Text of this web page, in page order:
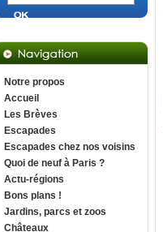
Notre propos
Accueil
Les Brèves
Escapades
Escapades chez nos voisins
Quoi de neuf à Paris ?
Actu-régions
Bons plans !
Jardins, parcs et zoos
Châteaux